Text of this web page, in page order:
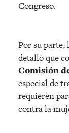
Congreso.
Por su
detalló que
Comisión
especial de
requieren
contra la